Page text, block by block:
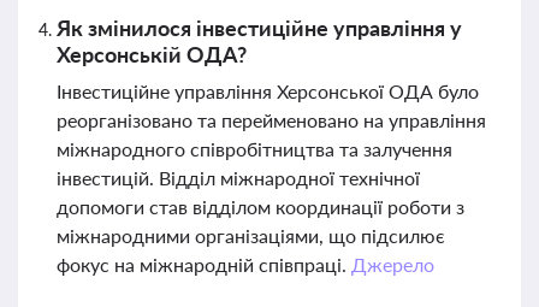
Як змінилося інвестиційне управління у
Херсонській ОДА?
Інвестиційне управління Херсонської ОДА було
реорганізовано та перейменовано на управління
міжнародного співробітництва та залучення
інвестицій. Відділ міжнародної технічної
допомоги став відділом координації роботи з
міжнародними організаціями, що підсилює
фокус на міжнародній співпраці. Джерело